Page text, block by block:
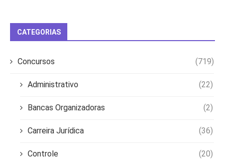
CATEGORIAS
Concursos (719)
Administrativo (22)
Bancas Organizadoras (2)
Carreira Jurídica (36)
Controle (20)